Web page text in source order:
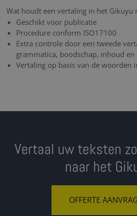
Wat houdt een vertaling in het Gikuyu
Geschikt voor publicatie
Procedure conform ISO17100
Extra controle door een tweede
grammatica, boodschap, inhoud
Vertaling op basis van de woorden
Vertaal uw teksten
naar het
OFFERTE